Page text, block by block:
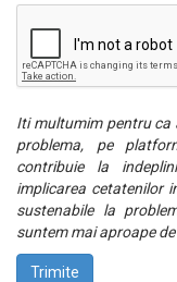
Iti multumim pentru ca
problema, pe
contribuie la
implicarea cetatenilor
sustenabile la
suntem mai aproape
Trimite